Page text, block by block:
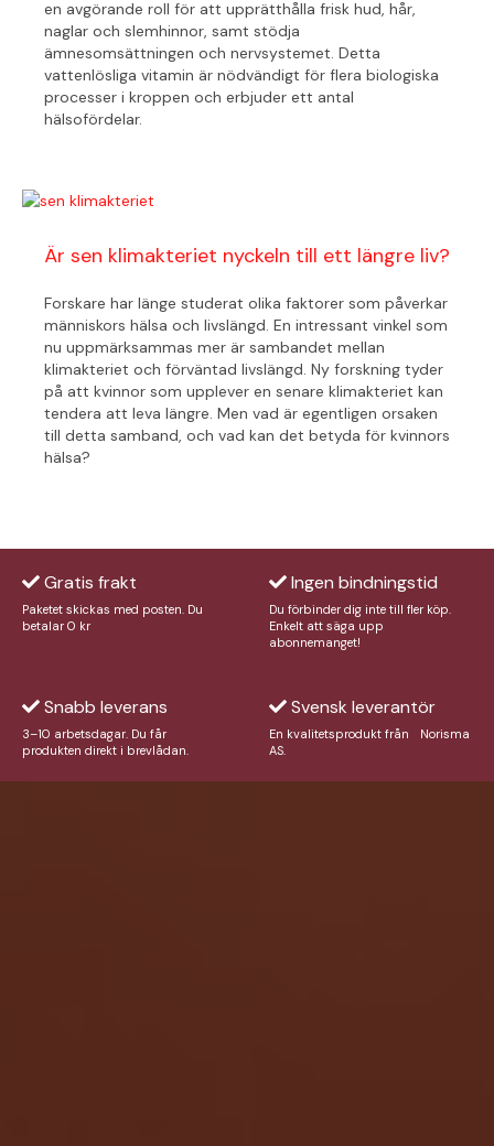
en avgörande roll för att upprätthålla frisk hud, hår,
naglar och slemhinnor, samt stödja
ämnesomsättningen och nervsystemet. Detta
vattenlösliga vitamin är nödvändigt för flera biologiska
processer i kroppen och erbjuder ett antal
hälsofördelar.
Är sen klimakteriet nyckeln till ett längre liv?
Forskare har länge studerat olika faktorer som påverkar
människors hälsa och livslängd. En intressant vinkel som
nu uppmärksammas mer är sambandet mellan
klimakteriet och förväntad livslängd. Ny forskning tyder
på att kvinnor som upplever en senare klimakteriet kan
tendera att leva längre. Men vad är egentligen orsaken
till detta samband, och vad kan det betyda för kvinnors
hälsa?
Gratis frakt
Paketet skickas med posten. Du
betalar 0 kr
Ingen bindningstid
Du förbinder dig inte till fler köp.
Enkelt att säga upp
abonnemanget!
Snabb leverans
3–10 arbetsdagar. Du får
produkten direkt i brevlådan.
Svensk leverantör
En kvalitetsprodukt från Norisma
AS.